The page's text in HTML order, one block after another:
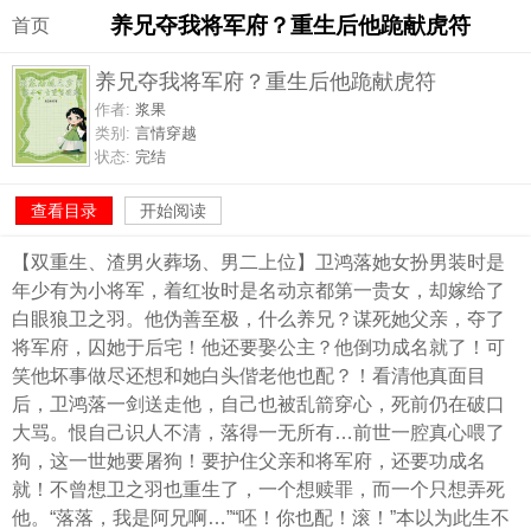
首页 养兄夺我将军府？重生后他跪献虎符
养兄夺我将军府？重生后他跪献虎符
作者: 浆果
类别: 言情穿越
状态: 完结
查看目录 开始阅读
【双重生、渣男火葬场、男二上位】卫鸿落她女扮男装时是
年少有为小将军，着红妆时是名动京都第一贵女，却嫁给了
白眼狼卫之羽。他伪善至极，什么养兄？谋死她父亲，夺了
将军府，囚她于后宅！他还要娶公主？他倒功成名就了！可
笑他坏事做尽还想和她白头偕老他也配？！看清他真面目
后，卫鸿落一剑送走他，自己也被乱箭穿心，死前仍在破口
大骂。恨自己识人不清，落得一无所有…前世一腔真心喂了
狗，这一世她要屠狗！要护住父亲和将军府，还要功成名
就！不曾想卫之羽也重生了，一个想赎罪，而一个只想弄死
他。“落落，我是阿兄啊…”“呸！你也配！滚！”本以为此生不